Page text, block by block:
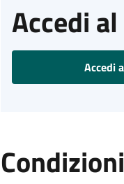
Accedi
Accedi